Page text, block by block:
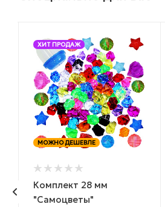
ХИТ ПРОДАЖ
МОЖНО ДЕШЕВЛЕ
Комплект 28 мм
"Самоцветы"